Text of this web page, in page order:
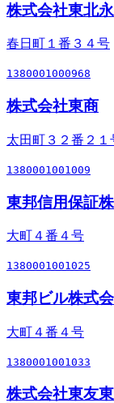
株式会社東北
春日町１番３４号
1380001000968
株式会社東商
太田町３２番２１
1380001001009
東邦信用保証
大町４番４号
1380001001025
東邦ビル株式
大町４番４号
1380001001033
株式会社東友